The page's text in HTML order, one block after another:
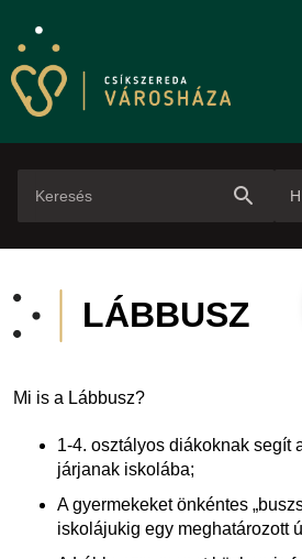
search
LÁBBUSZ
Mi is a Lábbusz?
1-4. osztályos diákoknak segít
járjanak iskolába;
A gyermekeket önkéntes
iskolájukig egy meghatározott